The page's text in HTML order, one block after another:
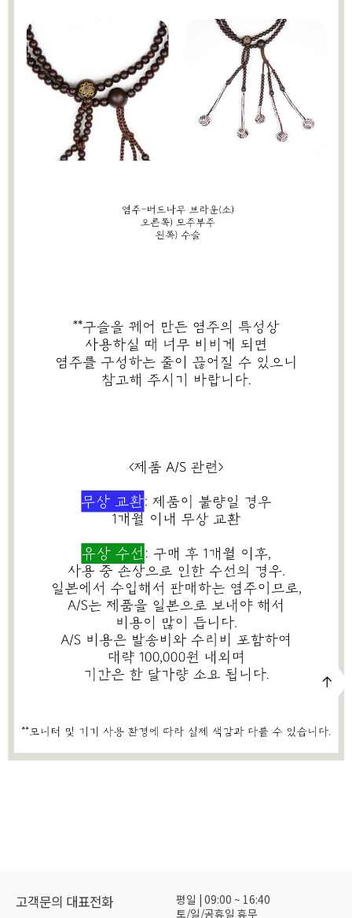
고객문의 대표전화
평일 | 09:00 ~ 16:40
토/일/공휴일 휴무